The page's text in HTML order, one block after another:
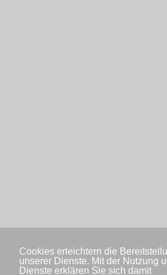
Cookies erleichtern die
unserer Dienste. Mit der Nutzung
Dienste erklären Sie sich damit